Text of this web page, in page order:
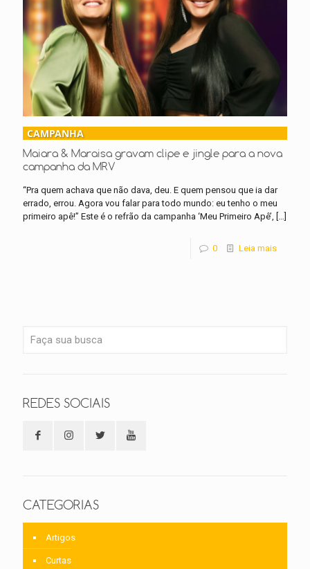
CAMPANHA
Maiara & Maraisa gravam clipe e jingle para a nova
campanha da MRV
“Pra quem achava que não dava, deu. E quem pensou que ia dar
errado, errou. Agora vou falar para todo mundo: eu tenho o meu
primeiro apê!” Este é o refrão da campanha ‘Meu Primeiro Apê’, […]
0 Leia mais
REDES SOCIAIS
CATEGORIAS
Artigos
Curtas